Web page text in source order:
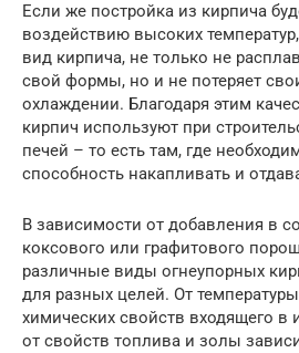
Если же постройка из кирпича
воздействию высоких
вид кирпича, не только не
свой формы, но и не потеряет
охлаждении. Благодаря этим
кирпич используют при
печей – то есть там, где
способность накапливать и
В зависимости от добавления в
коксового или графитового
различные виды огнеупорных
для разных целей. От
химических свойств входящего в
от свойств топлива и золы